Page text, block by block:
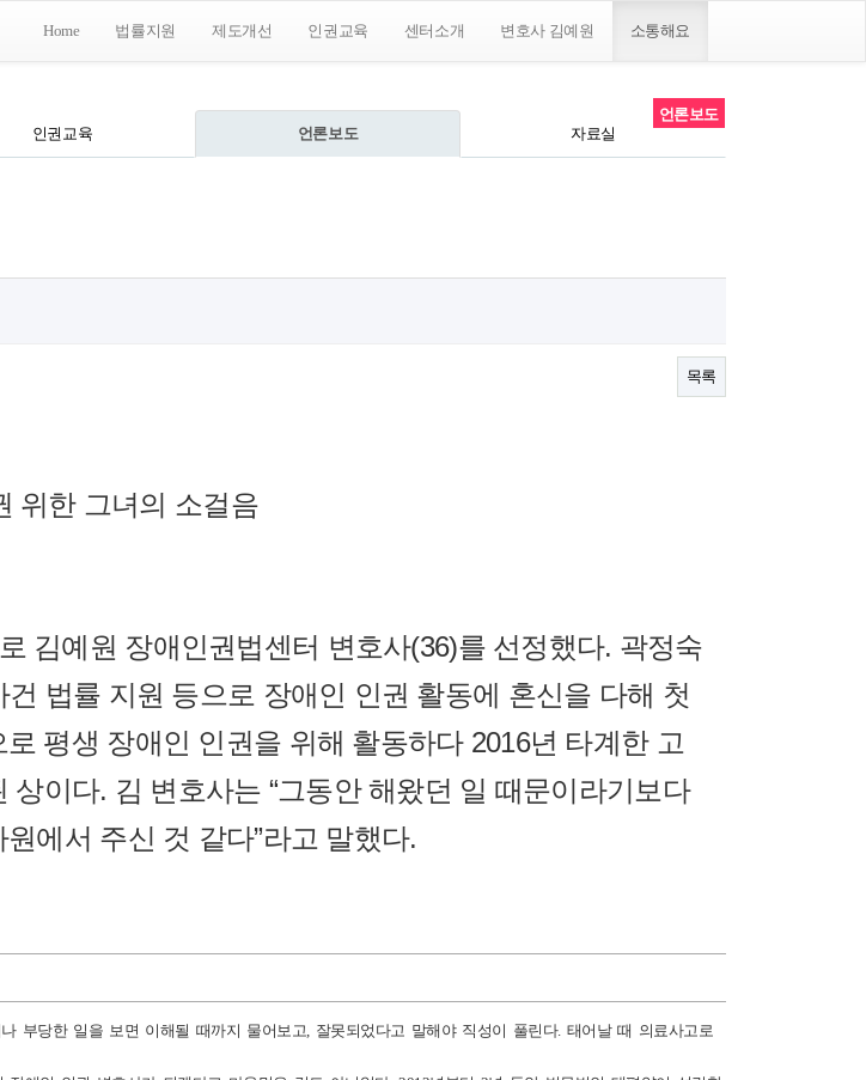
Home 법률지원 제도개선 인권교육 센터소개 변호사 김예원 소통해요
인권교육 언론보도 자료실
언론보도
목록
위한 그녀의 소걸음
김예원 장애인권법센터 변호사(36)를 선정했다. 곽정숙
법률 지원 등으로 장애인 인권 활동에 혼신을 다해 첫
평생 장애인 인권을 위해 활동하다 2016년 타계한 고
이다. 김 변호사는 “그동안 해왔던 일 때문이라기보다
에서 주신 것 같다”라고 말했다.
부당한 일을 보면 이해될 때까지 물어보고, 잘못되었다고 말해야 직성이 풀린다. 태어날 때 의료사고로